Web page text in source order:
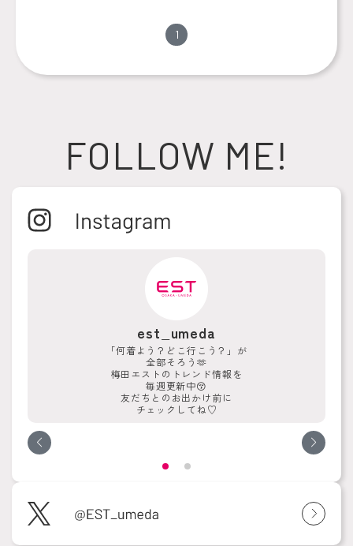
1
FOLLOW ME!
est_umeda
「何着よう？どこ行こう？」が
全部そろう🫶
梅田エストのトレンド情報を
毎週更新中😚
友だちとのお出かけ前に
チェックしてね♡